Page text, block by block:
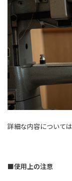
詳細な内容について
■使用上の注意